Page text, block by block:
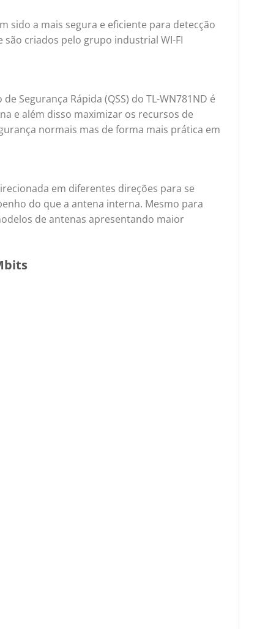
sido a mais segura e eficiente para detecção
são criados pelo grupo industrial WI-FI
Segurança Rápida (QSS) do TL-WN781ND é
e além disso maximizar os recursos de
normais mas de forma mais prática em
em diferentes direções para se
do que a antena interna. Mesmo para
de antenas apresentando maior